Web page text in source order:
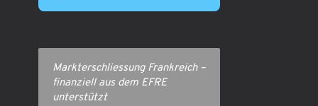
Markterschliessung Frankreich –
finanziell aus dem EFRE
unterstützt